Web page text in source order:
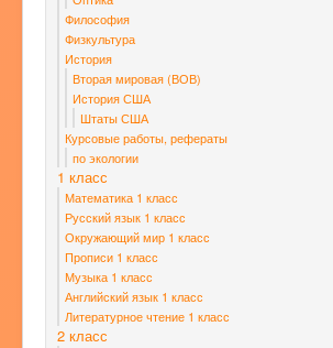
Философия
Физкультура
История
Вторая мировая (ВОВ)
История США
Штаты США
Курсовые работы, рефераты
по экологии
1 класс
Математика 1 класс
Русский язык 1 класс
Окружающий мир 1 класс
Прописи 1 класс
Музыка 1 класс
Английский язык 1 класс
Литературное чтение 1 класс
2 класс